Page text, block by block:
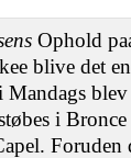
Ophold
blive det
Mandags
i
Foruden